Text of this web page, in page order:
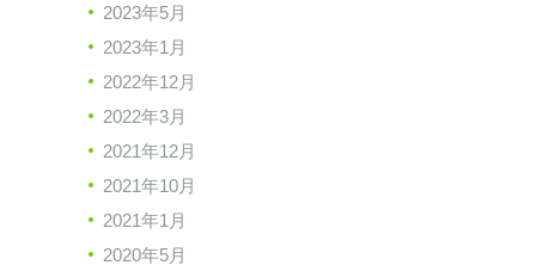
2023年5月
2023年1月
2022年12月
2022年3月
2021年12月
2021年10月
2021年1月
2020年5月